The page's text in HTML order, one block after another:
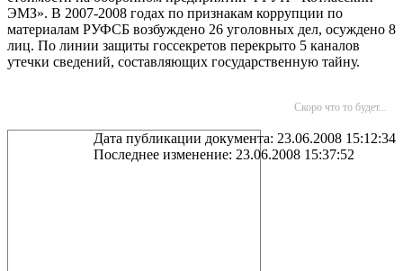
ЭМЗ». В 2007-2008 годах по признакам коррупции по
материалам РУФСБ возбуждено 26 уголовных дел, осуждено 8
лиц. По линии защиты госсекретов перекрыто 5 каналов
утечки сведений, составляющих государственную тайну.
Скоро что то будет...
Дата публикации документа: 23.06.2008 15:12:34
Последнее изменение: 23.06.2008 15:37:52